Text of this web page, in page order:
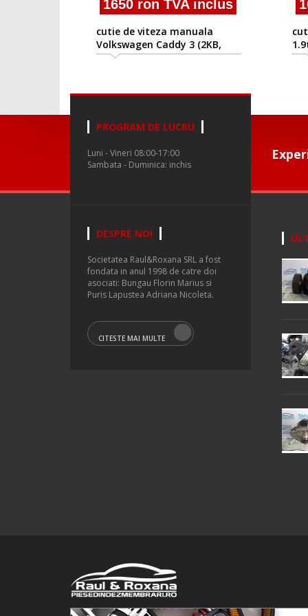
1650 ron TVA inclus
cutie de viteza manuala
Volkswagen Caddy 3 (2KB,
2KJ) 2004-2010
PROGRAM DE LUCRU
Luni - Vineri 08:00-17:00
Sambata - Duminica: inchis
DESPRE NOI
Societatea Raul&Roxana SRL a fost
fondata in anul 1998 de catre doi
asociati: Bungau Florin Marius si
Puris Lapustea Adriana Nicoleta.
CITESTE MAI MULTE